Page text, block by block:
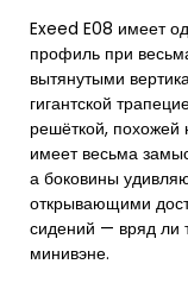
Exeed E08 имеет
профиль при
вытянутыми
гигантской
решёткой, похожей
имеет весьма
а боковины
открывающими
сидений — вряд ли
минивэне.